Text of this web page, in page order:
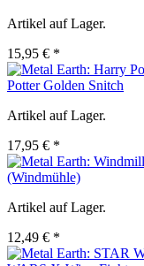
Artikel auf Lager.
15,95 € *
Potter Golden Snitch
Artikel auf Lager.
17,95 € *
(Windmühle)
Artikel auf Lager.
12,49 € *